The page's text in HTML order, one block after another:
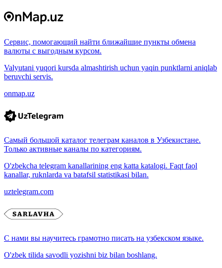
Сервис, помогающий найти ближайшие пункты обмена
валюты с выгодным курсом.
Valyutani yuqori kursda almashtirish uchun yaqin punktlarni aniqlab
beruvchi servis.
onmap.uz
Самый большой каталог телеграм каналов в Узбекистане.
Только активные каналы по категориям.
O'zbekcha telegram kanallarining eng katta katalogi. Faqt faol
kanallar, ruknlarda va batafsil statistikasi bilan.
uztelegram.com
С нами вы научитесь грамотно писать на узбекском языке.
O'zbek tilida savodli yozishni biz bilan boshlang.